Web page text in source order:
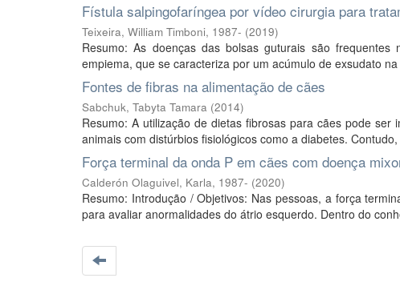
Fístula salpingofaríngea por vídeo cirurgia para
Teixeira, William Timboni, 1987- (2019)
Resumo: As doenças das bolsas guturais são
empiema, que se caracteriza por um acúmulo de exsudato
Fontes de fibras na alimentação de cães
Sabchuk, Tabyta Tamara (2014)
Resumo: A utilização de dietas fibrosas para cães pode
animais com distúrbios fisiológicos como a diabetes.
Força terminal da onda P em cães com doença
Calderón Olaguivel, Karla, 1987- (2020)
Resumo: Introdução / Objetivos: Nas pessoas, a força
para avaliar anormalidades do átrio esquerdo. Dentro do